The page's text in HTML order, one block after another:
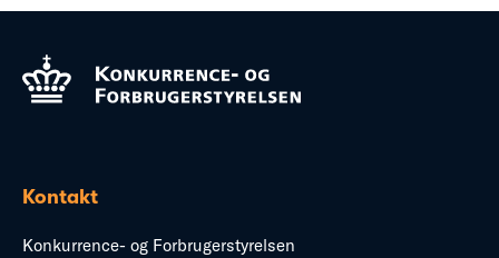
Kontakt
Konkurrence- og Forbrugerstyrelsen